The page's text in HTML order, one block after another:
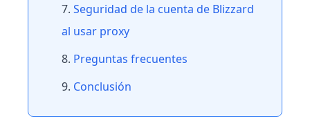
Seguridad de la cuenta de Blizzard
al usar proxy
Preguntas frecuentes
Conclusión